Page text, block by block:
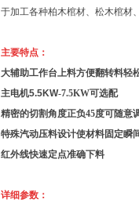
于加工各种柏木棺材、松木棺材
主要特点：
大辅助工作台上料方便翻转料轻
主电机5.5KW-7.5KW可选配
精密的切割角度正负45度可随意
特殊汽动压料设计使材料固定瞬
红外线快速定点准确下料
详细参数：